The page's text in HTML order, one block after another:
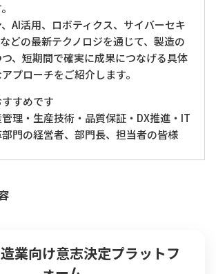
AI活用、ロボティクス、サイバーセキ
どの最新テクノロジを通じて、製造の
、短期間で確実に成果につなげる具体
プローチをご紹介します。
すめです
理・生産技術・品質保証・DX推進・IT
門の経営者、部門長、担当者の皆様
業向け意志決定プラットフ